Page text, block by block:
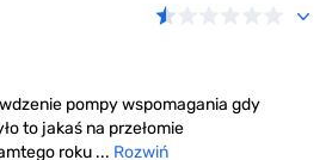
pompy wspomagania gdy
to jakaś na przełomie
roku ... Rozwiń